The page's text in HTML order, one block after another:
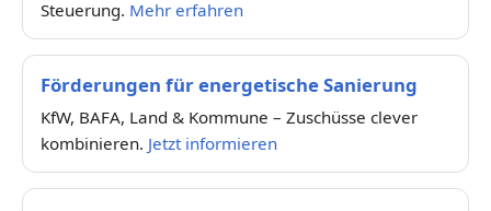
Steuerung. Mehr erfahren
Förderungen für energetische Sanierung
KfW, BAFA, Land & Kommune – Zuschüsse clever
kombinieren. Jetzt informieren